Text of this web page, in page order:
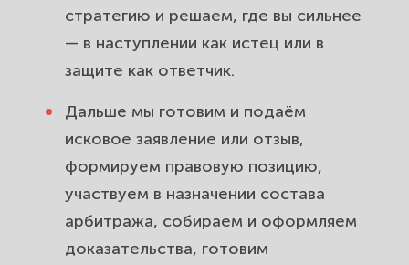
стратегию и решаем, где вы сильнее
— в наступлении как истец или в
защите как ответчик.
Дальше мы готовим и подаём
исковое заявление или отзыв,
формируем правовую позицию,
участвуем в назначении состава
арбитража, собираем и оформляем
доказательства, готовим